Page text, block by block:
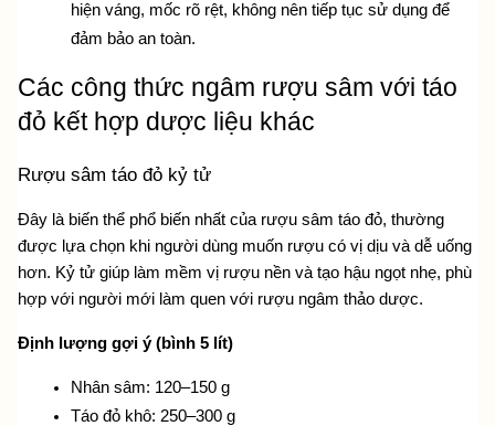
hiện váng, mốc rõ rệt, không nên tiếp tục sử dụng để
đảm bảo an toàn.
Các công thức ngâm rượu sâm với táo
đỏ kết hợp dược liệu khác
Rượu sâm táo đỏ kỷ tử
Đây là biến thể phổ biến nhất của rượu sâm táo đỏ, thường
được lựa chọn khi người dùng muốn rượu có vị dịu và dễ uống
hơn. Kỷ tử giúp làm mềm vị rượu nền và tạo hậu ngọt nhẹ, phù
hợp với người mới làm quen với rượu ngâm thảo dược.
Định lượng gợi ý (bình 5 lít)
Nhân sâm: 120–150 g
Táo đỏ khô: 250–300 g